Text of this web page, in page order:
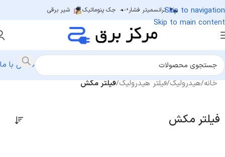
Skip to navigation
Skip to main content
ترانسمیتر فشار جک پنوماتیک شیر برقی
تماس با ما
خانه/هیدرولیک/فیلتر هیدرولیک/فیلتر مکش
فیلتر مکش